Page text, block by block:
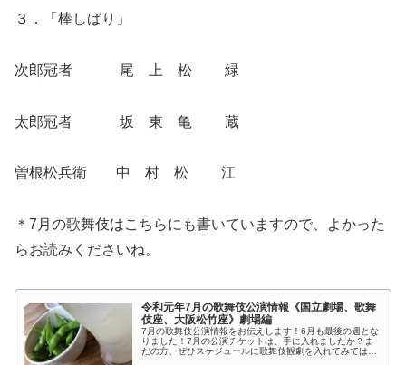
３．「棒しばり」
次郎冠者 尾 上 松 緑
太郎冠者 坂 東 亀 蔵
曽根松兵衛 中 村 松 江
＊7月の歌舞伎はこちらにも書いていますので、よかった
らお読みくださいね。
令和元年7月の歌舞伎公演情報《国立劇場、歌舞
伎座、大阪松竹座》劇場編
7月の歌舞伎公演情報をお伝えします！6月も最後の週とな
りました！7月の公演チケットは、手に入れましたか？ま
だの方、ぜひスケジュールに歌舞伎観劇を入れてみてはい